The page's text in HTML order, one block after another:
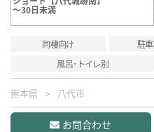
～30日未満
同棲向け 駐
風呂･トイレ別
熊本県 八代市
お問合わせ